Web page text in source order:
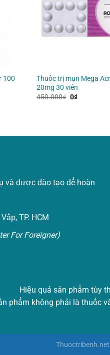
100
Thuốc trị mụn Mega
20mg 30 viên
450.000₫ Giá
0₫Giá
và được đào tạo để hoàn
TP. HCM
For Foreigner)
Hiệu quả sản phẩm tùy
phẩm không phải là thuốc